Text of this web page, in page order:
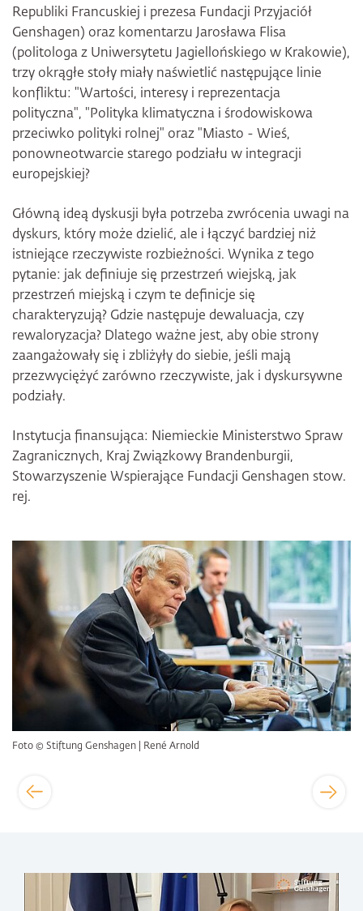
Republiki Francuskiej i prezesa Fundacji Przyjaciół
Genshagen) oraz komentarzu Jarosława Flisa
(politologa z Uniwersytetu Jagiellońskiego w Krakowie),
trzy okrągłe stoły miały naświetlić następujące linie
konfliktu: "Wartości, interesy i reprezentacja
polityczna", "Polityka klimatyczna i środowiskowa
przeciwko polityki rolnej" oraz "Miasto - Wieś,
ponowneotwarcie starego podziału w integracji
europejskiej?
Główną ideą dyskusji była potrzeba zwrócenia uwagi na
dyskurs, który może dzielić, ale i łączyć bardziej niż
istniejące rzeczywiste rozbieżności. Wynika z tego
pytanie: jak definiuje się przestrzeń wiejską, jak
przestrzeń miejską i czym te definicje się
charakteryzują? Gdzie następuje dewaluacja, czy
rewaloryzacja? Dlatego ważne jest, aby obie strony
zaangażowały się i zbliżyły do siebie, jeśli mają
przezwyciężyć zarówno rzeczywiste, jak i dyskursywne
podziały.
Instytucja finansująca: Niemieckie Ministerstwo Spraw
Zagranicznych, Kraj Związkowy Brandenburgii,
Stowarzyszenie Wspierające Fundacji Genshagen stow.
rej.
Bildergalerie überspringen
Foto © Stiftung Genshagen | René Arnold